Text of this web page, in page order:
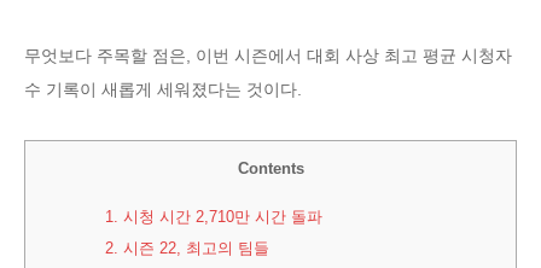
무엇보다 주목할 점은, 이번 시즌에서 대회 사상 최고 평균 시청자
수 기록이 새롭게 세워졌다는 것이다.
Contents
1.
시청 시간 2,710만 시간 돌파
2. 시즌 22, 최고의 팀들